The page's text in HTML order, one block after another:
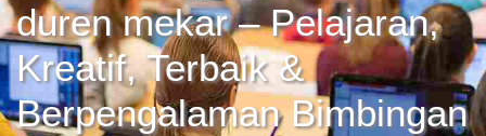
duren mekar – Pelajaran,
Kreatif, Terbaik &
Berpengalaman Bimbingan